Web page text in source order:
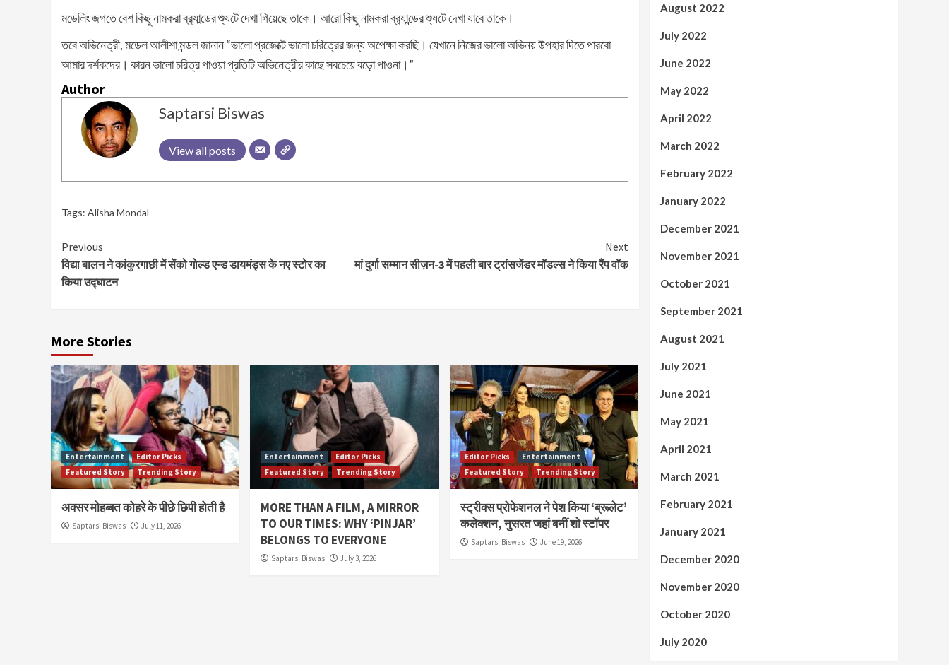
মডেলিং জগতে বেশ কিছু নামকরা ব্র‍্যান্ডের শ্যুটে দেখা গিয়েছে তাকে। আরো কিছু নামকরা ব্র‍্যান্ডের শ্যুটে দেখা যাবে তাকে।
তবে অভিনেত্রী, মডেল আলীশা মন্ডল জানান “ভালো প্রজেক্টে ভালো চরিত্রের জন্য অপেক্ষা করছি। যেখানে নিজের ভালো অভিনয় উপহার দিতে পারবো
আমার দর্শকদের। কারন ভালো চরিত্র পাওয়া প্রতিটি অভিনেত্রীর কাছে সবচেয়ে বড়ো পাওনা।”
Author
Saptarsi Biswas
View all posts
Tags: Alisha Mondal
Continue
Reading
Previous
विद्या बालन ने कांकुरगाछी में सेंको गोल्ड एन्ड डायमंड्स के नए स्टोर का
किया उद्घाटन
Next
मां दुर्गा सम्मान सीज़न-3 में पहली बार ट्रांसजेंडर मॉडल्स ने किया रैंप वॉक
More Stories
Entertainment
Editor Picks
Featured Story
Trending Story
अक्सर मोहब्बत कोहरे के पीछे छिपी होती है
Saptarsi Biswas July 11, 2026
Entertainment
Editor Picks
Featured Story
Trending Story
MORE THAN A FILM, A MIRROR
TO OUR TIMES: WHY ‘PINJAR’
BELONGS TO EVERYONE
Saptarsi Biswas July 3, 2026
Editor Picks
Entertainment
Featured Story
Trending Story
स्ट्रीक्स प्रोफेशनल ने पेश किया ‘ब्रूलेट’
कलेक्शन, नुसरत जहां बनीं शो स्टॉपर
Saptarsi Biswas June 19, 2026
August 2022
July 2022
June 2022
May 2022
April 2022
March 2022
February 2022
January 2022
December 2021
November 2021
October 2021
September 2021
August 2021
July 2021
June 2021
May 2021
April 2021
March 2021
February 2021
January 2021
December 2020
November 2020
October 2020
July 2020